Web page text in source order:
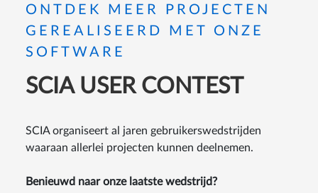
ONTDEK MEER PROJECTEN
GEREALISEERD MET ONZE
SOFTWARE
SCIA USER CONTEST
SCIA organiseert al jaren gebruikerswedstrijden
waaraan allerlei projecten kunnen deelnemen.
Benieuwd naar onze laatste wedstrijd?